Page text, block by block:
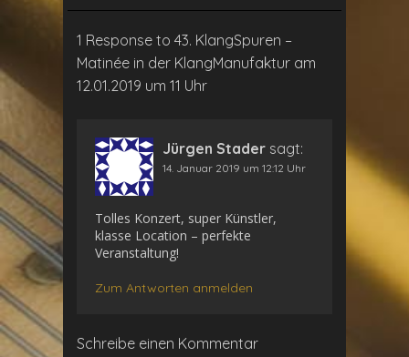
1 Response to 43. KlangSpuren –
Matinée in der KlangManufaktur am
12.01.2019 um 11 Uhr
Jürgen Stader sagt:
14. Januar 2019 um 12:12 Uhr
Tolles Konzert, super Künstler,
klasse Location – perfekte
Veranstaltung!
Zum Antworten anmelden
Schreibe einen Kommentar